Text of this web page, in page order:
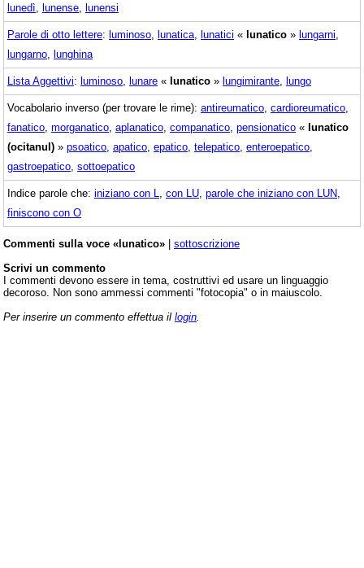
lunedì lunense lunensi
Parole di otto lettere: luminoso lunatica lunatici « lunatico » lungarni
lungarno lunghina
Lista Aggettivi: luminoso lunare « lunatico » lungimirante lungo
Vocabolario inverso (per trovare le rime): antireumatico cardioreumatico
fanatico morganatico aplanatico companatico pensionatico « lunatico
(ocitanul) » psoatico apatico epatico telepatico enteroepatico
gastroepatico sottoepatico
Indice parole che: iniziano con L con LU parole che iniziano con LUN
finiscono con O
Commenti sulla voce «lunatico» | sottoscrizione
Scrivi un commento
I commenti devono essere in tema, costruttivi ed usare un linguaggio
decoroso. Non sono ammessi commenti "fotocopia" o in maiuscolo.
Per inserire un commento effettua il login